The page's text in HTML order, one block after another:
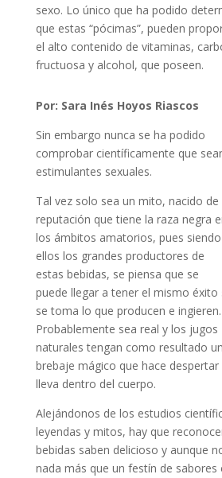
sexo. Lo único que ha podido
que estas “pócimas”, pueden
el alto contenido de vitaminas,
fructuosa y alcohol, que poseen.
Por: Sara Inés Hoyos Riascos
Sin embargo nunca se ha podido
comprobar científicamente que
estimulantes sexuales.
Tal vez solo sea un mito, nacido de
reputación que tiene la raza negra
los ámbitos amatorios, pues siendo
ellos los grandes productores de
estas bebidas, se piensa que se
puede llegar a tener el mismo éxito
se toma lo que producen e ingieren.
Probablemente sea real y los jugos
naturales tengan como resultado un
brebaje mágico que hace
lleva dentro del cuerpo.
Alejándonos de los estudios
leyendas y mitos, hay que
bebidas saben delicioso y aunque
nada más que un festín de sabores